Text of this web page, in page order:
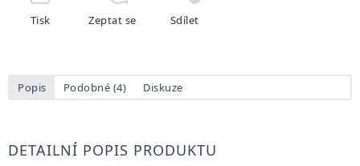
Tisk Zeptat se Sdílet
Popis Podobné (4) Diskuze
DETAILNÍ POPIS PRODUKTU